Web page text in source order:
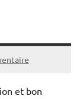
et bon